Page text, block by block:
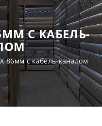
С КАБЕЛЬ-
86мм с кабель-каналом